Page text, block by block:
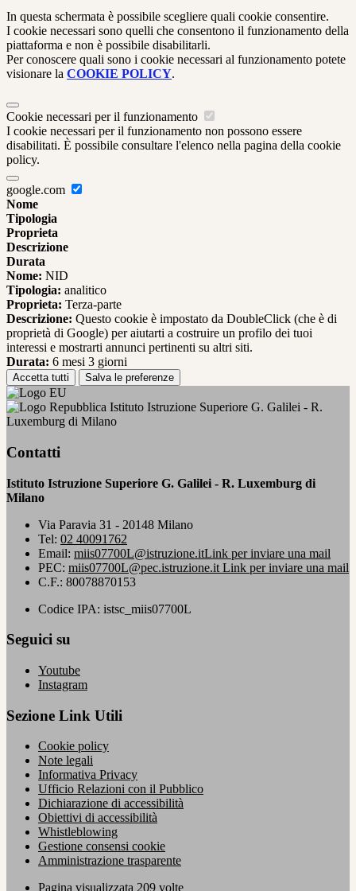
In questa schermata è possibile scegliere quali cookie consentire.
I cookie necessari sono quelli che consentono il funzionamento della
piattaforma e non è possibile disabilitarli.
Per conoscere quali sono i cookie necessari al funzionamento potete
visionare la COOKIE POLICY.
Cookie necessari per il funzionamento
I cookie necessari per il funzionamento non possono essere
disabilitati. È possibile consultare l'elenco nella pagina della cookie
policy.
google.com
Nome
Tipologia
Proprieta
Descrizione
Durata
Nome: NID
Tipologia: analitico
Proprieta: Terza-parte
Descrizione: Questo cookie è impostato da DoubleClick (che è di
proprietà di Google) per aiutarti a costruire un profilo dei tuoi
interessi e mostrarti annunci pertinenti su altri siti.
Durata: 6 mesi 3 giorni
Accetta tutti Salva le preferenze
Istituto Istruzione Superiore G. Galilei - R.
Luxemburg di Milano
Contatti
Istituto Istruzione Superiore G. Galilei - R. Luxemburg di
Milano
Via Paravia 31 - 20148 Milano
Tel: 02 40091762
Email: miis07700L@istruzione.itLink per inviare una mail
PEC: miis07700L@pec.istruzione.it Link per inviare una mail
C.F.: 80078870153
Codice IPA: istsc_miis07700L
Seguici su
Youtube
Instagram
Sezione Link Utili
Cookie policy
Note legali
Informativa Privacy
Ufficio Relazioni con il Pubblico
Dichiarazione di accessibilità
Obiettivi di accessibilità
Whistleblowing
Gestione consensi cookie
Amministrazione trasparente
Pagina visualizzata 209 volte